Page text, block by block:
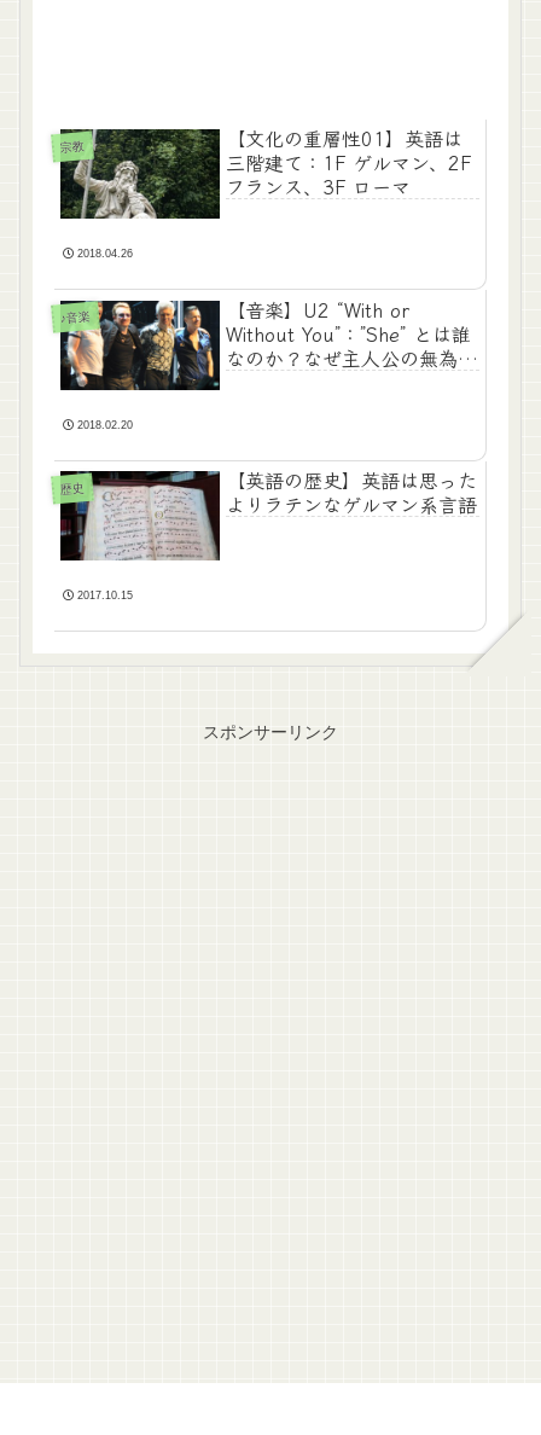
宗教
【文化の重層性01】英語は
三階建て：1F ゲルマン、2F
フランス、3F ローマ
2018.04.26
♪音楽
【音楽】U2 “With or
Without You”：”She” とは誰
なのか？なぜ主人公の無為な
2018.02.20
歴史
【英語の歴史】英語は思った
よりラテンなゲルマン系言語
2017.10.15
スポンサーリンク